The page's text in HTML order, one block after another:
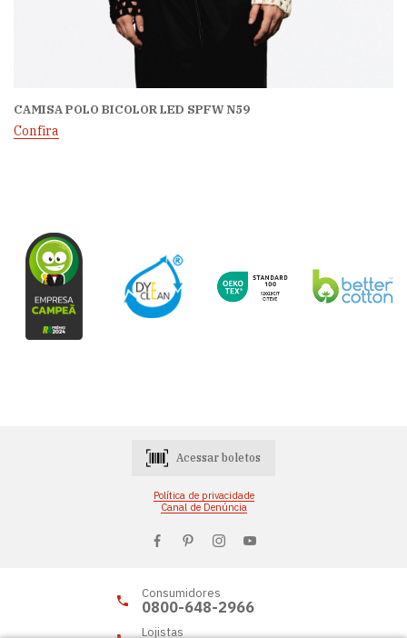
CAMISA POLO BICOLOR LED SPFW N59
Confira
Acessar boletos
Política de privacidade
Canal de Denúncia
Consumidores
0800-648-2966
Lojistas